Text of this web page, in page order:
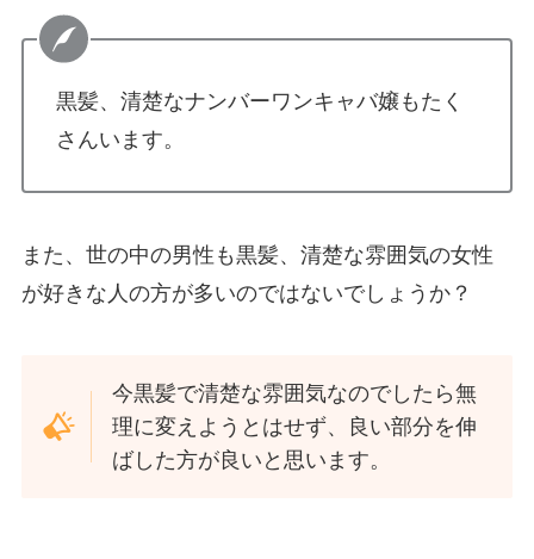
黒髪、清楚なナンバーワンキャバ嬢もたく
さんいます。
また、世の中の男性も黒髪、清楚な雰囲気の女性
が好きな人の方が多いのではないでしょうか？
今黒髪で清楚な雰囲気なのでしたら無
理に変えようとはせず、良い部分を伸
ばした方が良いと思います。